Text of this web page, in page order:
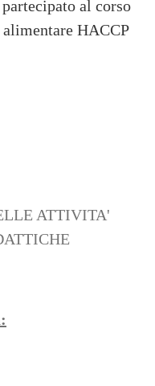
al corso
HACCP
ATTIVITA'